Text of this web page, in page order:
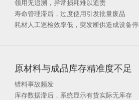
领用无追溯，异常损耗难以追责
寿命管理滞后，过度使用引发批量废品
耗材人工巡检效率低，突发断供造成设备
原材料与成品库存精准度不足
错料事故频发
库存数据滞后，系统显示有货实际无库存